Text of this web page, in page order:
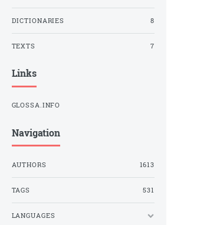
DICTIONARIES 8
TEXTS 7
Links
GLOSSA.INFO
Navigation
AUTHORS 1613
TAGS 531
LANGUAGES